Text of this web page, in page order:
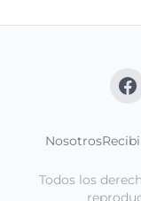
Nosotros
Todos los